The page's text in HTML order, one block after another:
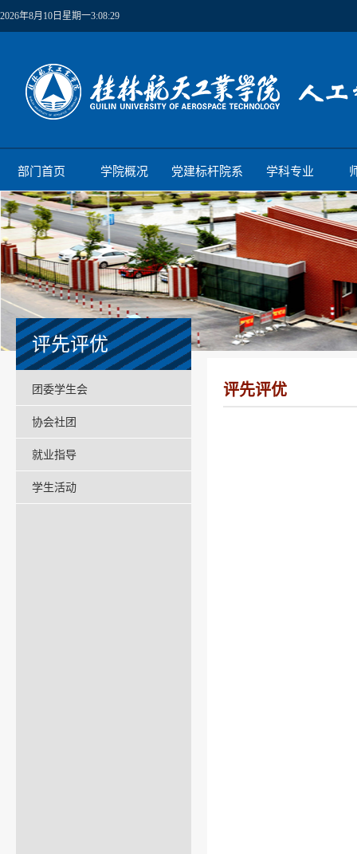
2026年8月10日星期一3:08:30
部门首页 学院概况 党建标杆院系 学科专业
评先评优
团委学生会
协会社团
就业指导
学生活动
评先评优